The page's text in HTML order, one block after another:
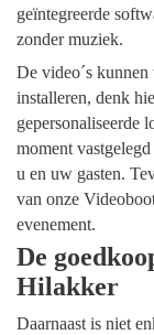
geïntegreerde
zonder muziek.
De video´s
installeren, denk
gepersonaliseerde
moment
u en uw gasten.
van onze
evenement.
De
Hilakker
Daarnaast is niet